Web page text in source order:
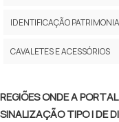
IDENTIFICAÇÃO
CAVALETES E ACESSÓRIOS
REGIÕES ONDE A
SINALIZAÇÃO TIPO I DE